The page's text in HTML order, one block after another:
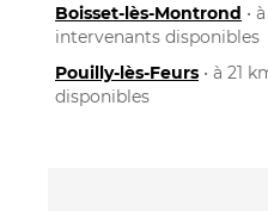
Boisset-lès-Montrond •
intervenants disponibles
Pouilly-lès-Feurs • à 21
disponibles